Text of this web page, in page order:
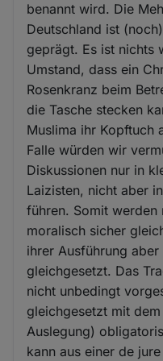
benannt wird. Die
Deutschland ist
geprägt. Es ist nichts
Umstand, dass ein
Rosenkranz beim
die Tasche stecken
Muslima ihr Kopftuch
Falle würden wir
Diskussionen nur in
Laizisten, nicht aber
führen. Somit werden
moralisch sicher
ihrer Ausführung
gleichgesetzt. Das
nicht unbedingt
gleichgesetzt mit
Auslegung)
kann aus einer de